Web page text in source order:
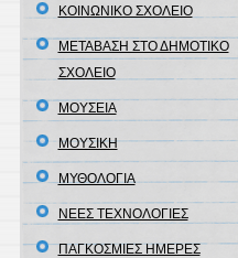
ΚΟΙΝΩΝΙΚΟ ΣΧΟΛΕΙΟ
ΜΕΤΑΒΑΣΗ ΣΤΟ ΔΗΜΟΤΙΚΟ
ΣΧΟΛΕΙΟ
ΜΟΥΣΕΙΑ
ΜΟΥΣΙΚΗ
ΜΥΘΟΛΟΓΙΑ
ΝΕΕΣ ΤΕΧΝΟΛΟΓΙΕΣ
ΠΑΓΚΟΣΜΙΕΣ ΗΜΕΡΕΣ